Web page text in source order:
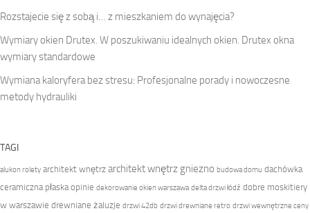
Rozstajecie się z sobą i… z mieszkaniem do wynajęcia?
Wymiary okien Drutex. W poszukiwaniu idealnych okien. Drutex okna
wymiary standardowe
Wymiana kaloryfera bez stresu: Profesjonalne porady i nowoczesne
metody hydrauliki
TAGI
alukon rolety architekt wnętrz architekt wnętrz gniezno budowa domu dachówka
ceramiczna płaska opinie dekorowanie okien warszawa delta drzwi łódź dobre moskitiery
w warszawie drewniane żaluzje drzwi 42db drzwi drewniane retro drzwi wewnętrzne ceny